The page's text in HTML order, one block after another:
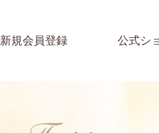
新規会員登録 公式シ